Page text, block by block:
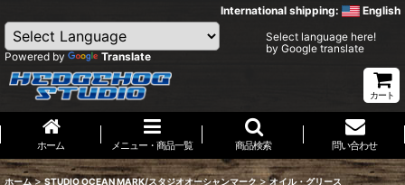
International shipping: English
Powered by Translate
Select language here!
by Google translate
カート
ホーム メニュー・商品一覧 商品検索 問い合わせ
ホーム > STUDIO OCEAN MARK/スタジオオーシャンマーク > オイル・グリース